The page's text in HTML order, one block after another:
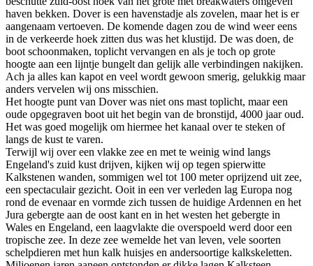
haven bekken. Dover is een havenstadje als zovelen, maar het is er
aangenaam vertoeven. De komende dagen zou de wind weer eens
in de verkeerde hoek zitten dus was het klustijd. De was doen, de
boot schoonmaken, toplicht vervangen en als je toch op grote
hoogte aan een lijntje bungelt dan gelijk alle verbindingen nakijken.
Ach ja alles kan kapot en veel wordt gewoon smerig, gelukkig maar
anders vervelen wij ons misschien.
Het hoogte punt van Dover was niet ons mast toplicht, maar een
oude opgegraven boot uit het begin van de bronstijd, 4000 jaar oud.
Het was goed mogelijk om hiermee het kanaal over te steken of
langs de kust te varen.
Terwijl wij over een vlakke zee en met te weinig wind langs
Engeland's zuid kust drijven, kijken wij op tegen spierwitte
Kalkstenen wanden, sommigen wel tot 100 meter oprijzend uit zee,
een spectaculair gezicht. Ooit in een ver verleden lag Europa nog
rond de evenaar en vormde zich tussen de huidige Ardennen en het
Jura gebergte aan de oost kant en in het westen het gebergte in
Wales en Engeland, een laagvlakte die overspoeld werd door een
tropische zee. In deze zee wemelde het van leven, vele soorten
schelpdieren met hun kalk huisjes en andersoortige kalkskeletten.